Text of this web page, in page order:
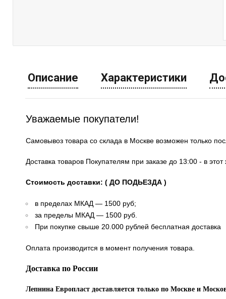
Описание Характеристики
Уважаемые покупатели!
Самовывоз товара со склада в Москве возможен только
Доставка товаров Покупателям при заказе до 13:00 - в
Стоимость доставки: ( ДО ПОДЬЕЗДА )
в пределах МКАД — 1500 руб;
за пределы МКАД — 1500 руб.
При покупке свыше 20.000 рублей бесплатная доставка
Оплата производится в момент получения товара.
Доставка по России
Лепнина Европласт доставляется только по Москве и